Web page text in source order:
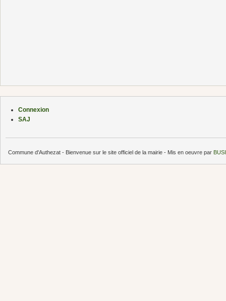
Connexion
SAJ
Commune d'Authezat - Bienvenue sur le site officiel de la mairie - Mis en oeuvre par